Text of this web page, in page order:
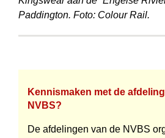
Paddington. Foto: Colour Rail.
Kennismaken met de
NVBS?
De afdelingen van de NVBS